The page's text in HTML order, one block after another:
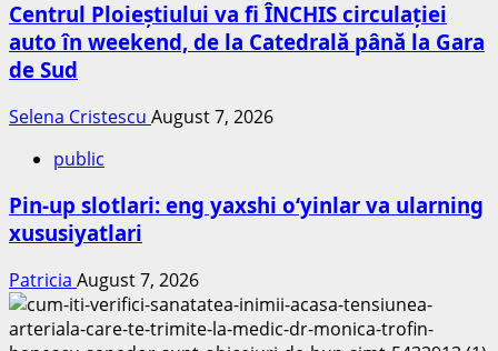
Centrul Ploieștiului va fi ÎNCHIS circulației
auto în weekend, de la Catedrală până la Gara
de Sud
Selena Cristescu August 7, 2026
public
Pin-up slotlari: eng yaxshi o‘yinlar va ularning
xususiyatlari
Patricia August 7, 2026